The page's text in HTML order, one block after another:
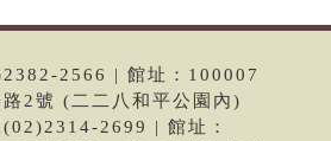
2566 | 館址：100007
2號 (二二八和平公園內)
2699 | 館址：